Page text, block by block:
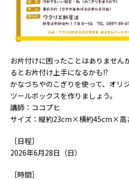
お片付けに困ったことはありません
るとお片付け上手になるかも!?
かなづちやのこぎりを使って、オリ
ツールボックスを作りましょう。
講師：ココプヒ
サイズ：縦約23cm×横約45cm×高
［日程］
2026年6月28日（日）
［時間］